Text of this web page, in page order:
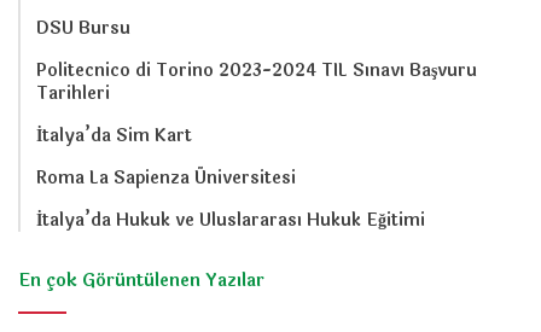
DSU Bursu
Politecnico di Torino 2023-2024 TIL Sınavı Başvuru
Tarihleri
İtalya’da Sim Kart
Roma La Sapienza Üniversitesi
İtalya’da Hukuk ve Uluslararası Hukuk Eğitimi
En çok Görüntülenen Yazılar